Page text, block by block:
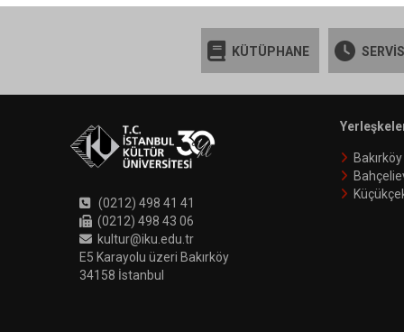
KÜTÜPHANE
(0212) 498 41 41
(0212) 498 43 06
kultur@iku.edu.tr
E5 Karayolu üzeri Bakırköy
34158 İstanbul